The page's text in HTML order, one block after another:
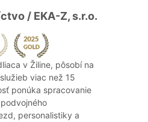
/ EKA-Z, s.r.o.
v Žiline, pôsobí na
viac než 15
ponúka spracovanie
personalistiky a